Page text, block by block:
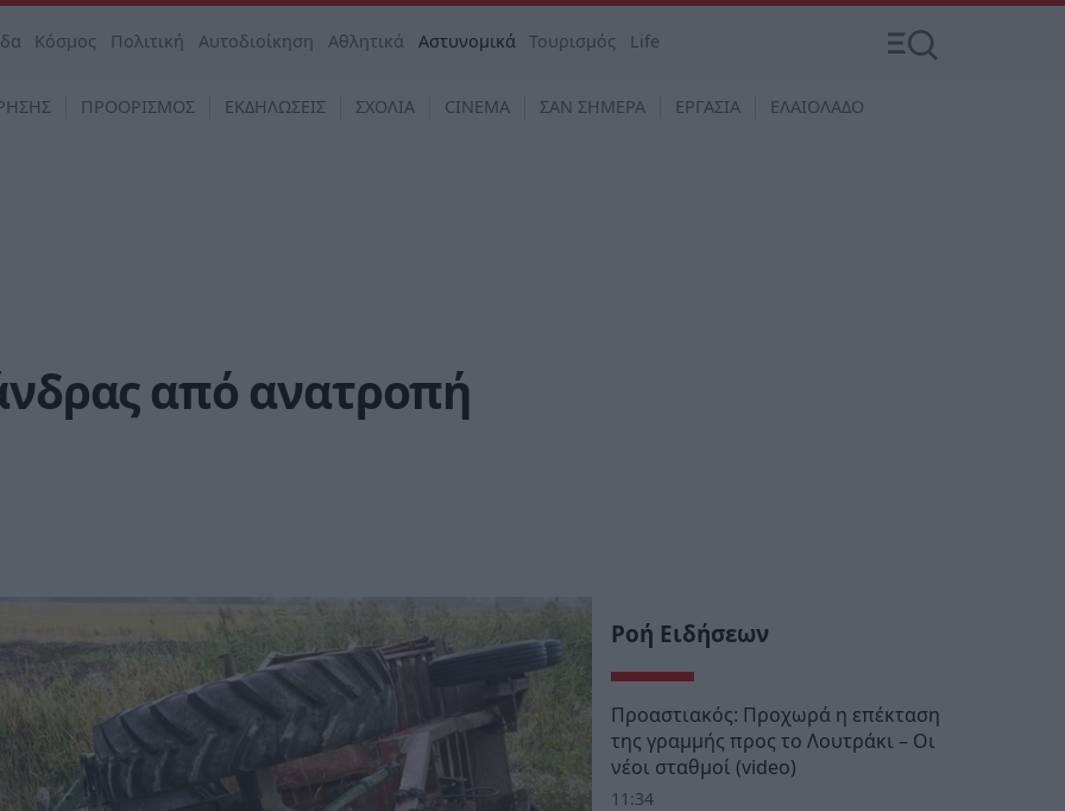
Κόσμος Πολιτική Αυτοδιοίκηση Αθλητικά Αστυνομικά Τουρισμός Life
ΠΡΟΟΡΙΣΜΟΣ ΕΚΔΗΛΩΣΕΙΣ ΣΧΟΛΙΑ CINEMA ΣΑΝ ΣΗΜΕΡΑ ΕΡΓΑΣΙΑ ΕΛΑΙΟΛΑΔΟ
από ανατροπή
Ροή Ειδήσεων
Προαστιακός: Προχωρά η επέκταση
της γραμμής προς το Λουτράκι – Οι
νέοι σταθμοί (video)
11:34